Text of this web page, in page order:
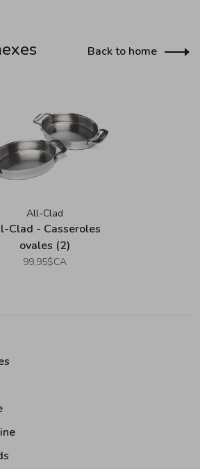
Back to home
All-Clad
Clad - Casseroles
ovales (2)
99,95$CA